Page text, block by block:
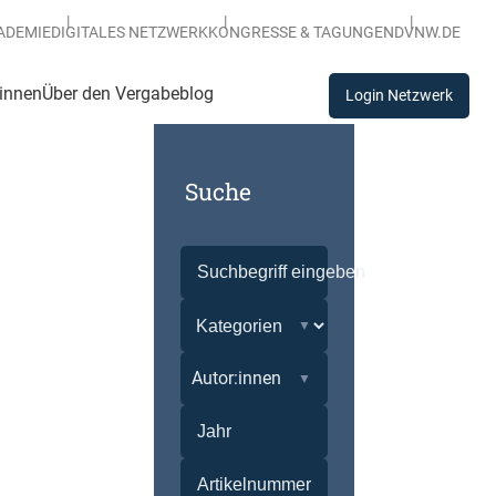
DIGITALES NETZWERKKONGRESSE & TAGUNGENDVNW.DE
Über den Vergabeblog Login Netzwerk
Suche
Autor:innen